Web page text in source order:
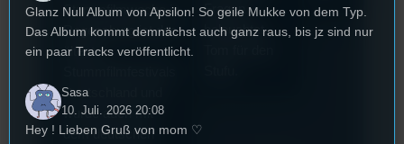
Stummfilmwoche in
Regensburg ist das
älteste
Deutschland und
wurde auch mit
dem deutschen
Fragen
beleuchtet
Glanz Null Album von Apsilon! So geile Mukke von dem Typ.
Das Album kommt demnächst auch ganz raus, bis jz sind nur
ein paar Tracks veröffentlicht.
Sasa
10. Juli. 2026 20:08
Hey ! Lieben Gruß von mom ♡